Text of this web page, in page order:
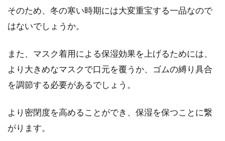
そのため、冬の寒い時期には大変重宝する一品なので
はないでしょうか。
また、マスク着用による保湿効果を上げるためには、
より大きめなマスクで口元を覆うか、ゴムの縛り具合
を調節する必要があるでしょう。
より密閉度を高めることができ、保湿を保つことに繋
がります。